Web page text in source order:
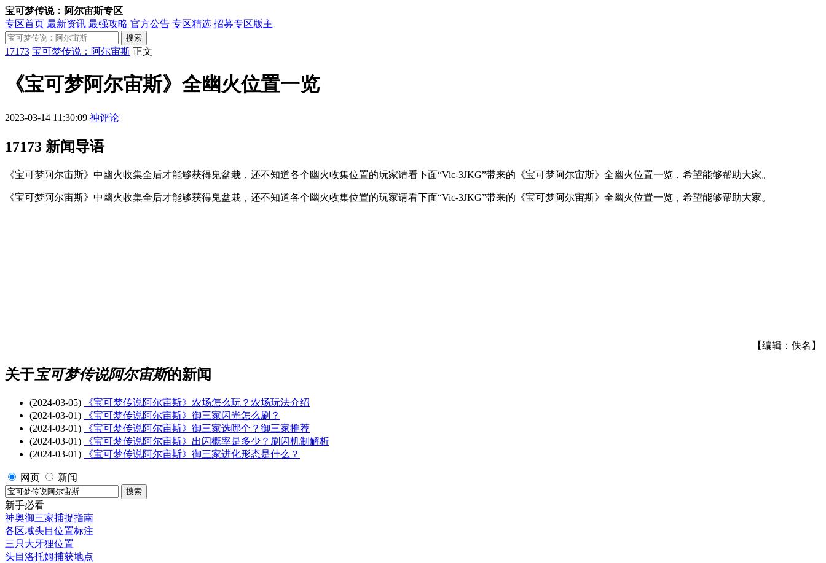
宝可梦传说：阿尔宙斯专区
专区首页 最新资讯 最强攻略 官方公告 专区精选 招募专区版主
搜索
17173 宝可梦传说：阿尔宙斯 正文
《宝可梦阿尔宙斯》全幽火位置一览
2023-03-14 11:30:09 神评论
17173 新闻导语
《宝可梦阿尔宙斯》中幽火收集全后才能够获得鬼盆栽，还不知道各个幽火收集位置的玩家请看下面“Vic-3JKG”带来的《宝可梦阿尔宙斯》全幽火位置一览，希望能够帮助大家。
《宝可梦阿尔宙斯》中幽火收集全后才能够获得鬼盆栽，还不知道各个幽火收集位置的玩家请看下面“Vic-3JKG”带来的《宝可梦阿尔宙斯》全幽火位置一览，希望能够帮助大家。
【编辑：佚名】
关于宝可梦传说阿尔宙斯的新闻
(2024-03-05)
《宝可梦传说阿尔宙斯》农场怎么玩？农场玩法介绍
(2024-03-01)
《宝可梦传说阿尔宙斯》御三家闪光怎么刷？
(2024-03-01)
《宝可梦传说阿尔宙斯》御三家选哪个？御三家推荐
(2024-03-01)
《宝可梦传说阿尔宙斯》出闪概率是多少？刷闪机制解析
(2024-03-01)
《宝可梦传说阿尔宙斯》御三家进化形态是什么？
网页 新闻
新手必看
神奥御三家捕捉指南
各区域头目位置标注
三只大牙狸位置
头目洛托姆捕获地点